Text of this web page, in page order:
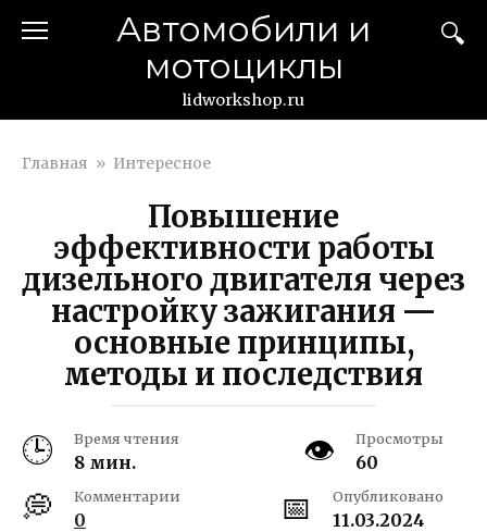
Автомобили и
мотоциклы
lidworkshop.ru
Главная » Интересное
Повышение
эффективности работы
дизельного двигателя через
настройку зажигания —
основные принципы,
методы и последствия
Время чтения
8 мин.
Просмотры
60
Комментарии
0
Опубликовано
11.03.2024